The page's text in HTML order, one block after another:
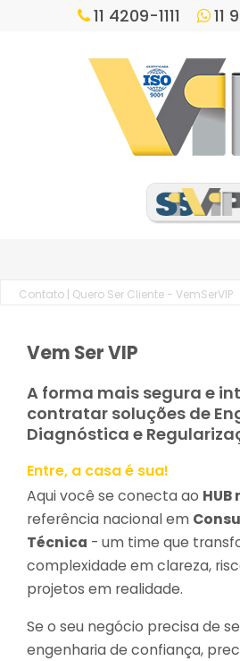
11 4209-1111 11
Contato | Quero Ser Cliente - VemSerVIP
Vem Ser VIP
A forma mais segura e
contratar soluções de
Diagnóstica e
Entre, a casa é sua!
Aqui você se conecta ao HUB
referência nacional em
Técnica - um time que
complexidade em clareza,
projetos em realidade.
Se o seu negócio precisa de
engenharia de confiança,